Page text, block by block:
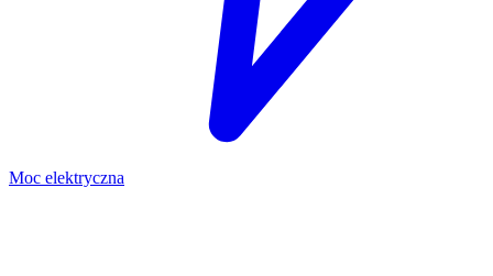
Moc elektryczna